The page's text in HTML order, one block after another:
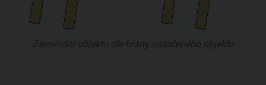
Zarovnání objektu dle hrany natočeného objektu